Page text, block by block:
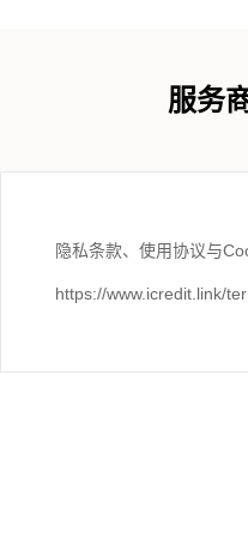
服务
隐私条款、使用协议与
https://www.icredit.link/